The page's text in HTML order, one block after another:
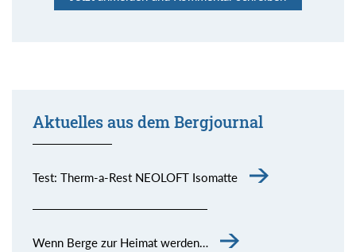
Aktuelles aus dem Bergjournal
Test: Therm-a-Rest NEOLOFT Isomatte
Wenn Berge zur Heimat werden…